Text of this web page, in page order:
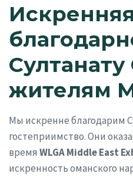
Искренняя
жителям
Мы искренне благодарим
гостеприимство. Они
время WLGA Middle East
искренность оманского